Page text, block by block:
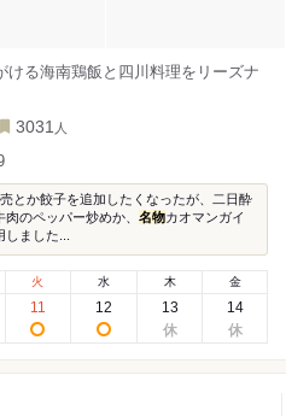
る海南鶏飯と四川料理をリーズナ
3031 人
とか餃子を追加したくなったが、二日酔
のペッパー炒めか、 名物カオマンガイ
ました...
火
11
水
12
木
13
金
14